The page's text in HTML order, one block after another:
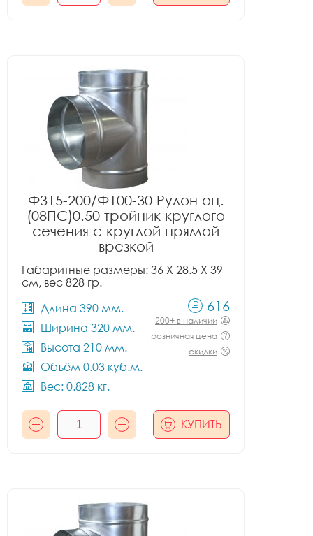
Ф315-200/Ф100-30 Рулон оц.
(08ПС)0.50 тройник круглого
сечения с круглой прямой
врезкой
Габаритные размеры: 36 X 28.5 X 39
см, вес 828 гр.
Длина 390 мм.
Ширина 320 мм.
Высота 210 мм.
Объём 0.03 куб.м.
Вес: 0.828 кг.
616
200+ в наличии
розничная цена
скидки
КУПИТЬ